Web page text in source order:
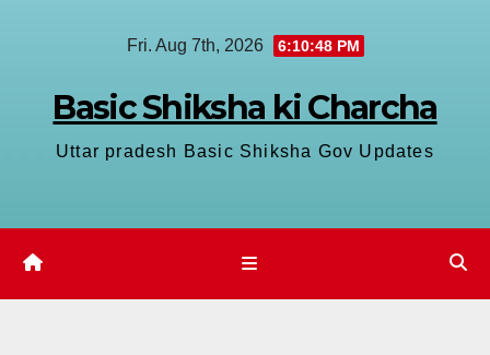
Fri. Aug 7th, 2026 6:10:48 PM
Basic Shiksha ki Charcha
Uttar pradesh Basic Shiksha Gov Updates